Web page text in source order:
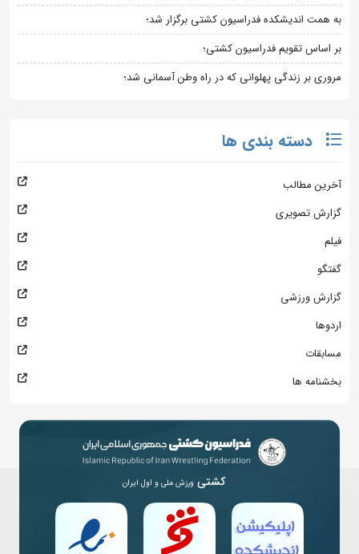
به همت اندیشکده فدراسیون کشتی برگزار شد؛
بر اساس تقویم فدراسیون کشتی؛
مروری بر زندگی پهلوانی که در راه وطن آسمانی شد؛
دسته بندی ها
آخرین مطالب
گزارش تصویری
فیلم
گفتگو
گزارش ورزشی
اردوها
مسابقات
بخشنامه ها
کشتی ورزش ملی و اول ایران